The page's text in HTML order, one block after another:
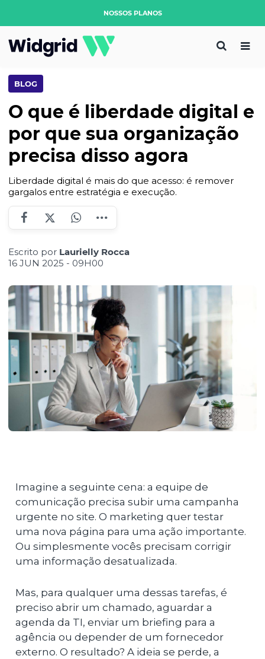
NOSSOS PLANOS
BLOG
O que é liberdade digital e
por que sua organização
precisa disso agora
Liberdade digital é mais do que acesso: é remover
gargalos entre estratégia e execução.
Escrito por Laurielly Rocca
16 JUN 2025 - 09H00
Imagine a seguinte cena: a equipe de
comunicação precisa subir uma campanha
urgente no site. O marketing quer testar
uma nova página para uma ação importante.
Ou simplesmente vocês precisam corrigir
uma informação desatualizada.
Mas, para qualquer uma dessas tarefas, é
preciso abrir um chamado, aguardar a
agenda da TI, enviar um briefing para a
agência ou depender de um fornecedor
externo. O resultado? A ideia se perde, a